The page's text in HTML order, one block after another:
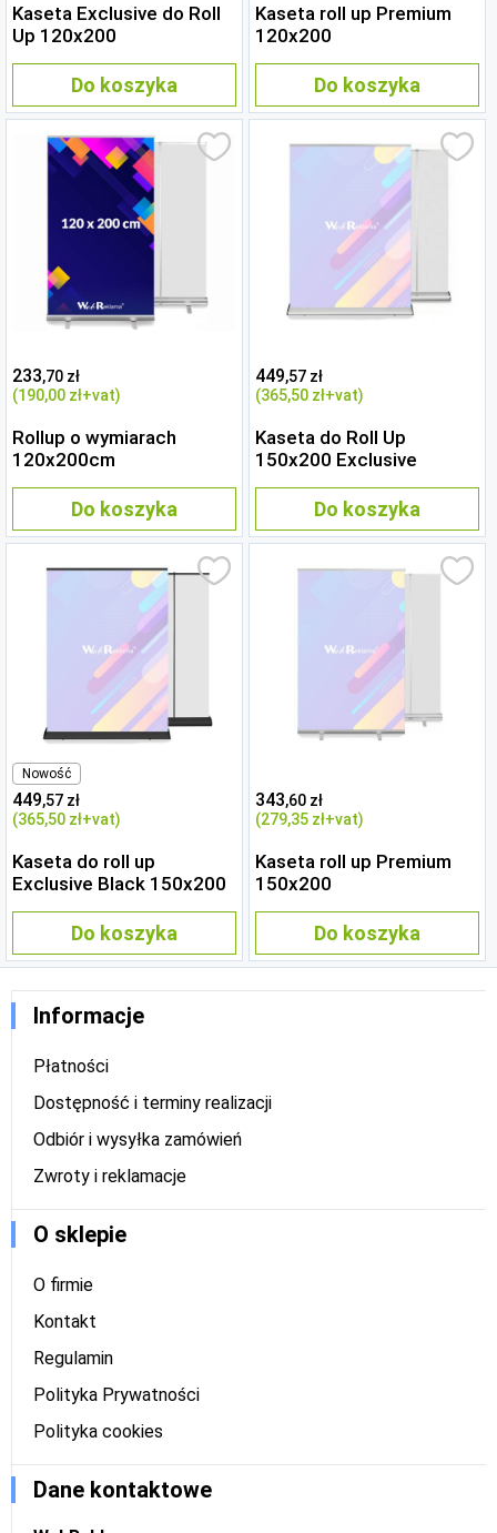
Kaseta Exclusive do Roll
Up 120x200
Do koszyka
Kaseta roll up Premium
120x200
Do koszyka
233,70 zł
(190,00 zł+vat)
Rollup o wymiarach
120x200cm
Do koszyka
449,57 zł
(365,50 zł+vat)
Kaseta do Roll Up
150x200 Exclusive
Do koszyka
Nowość
449,57 zł
(365,50 zł+vat)
Kaseta do roll up
Exclusive Black 150x200
Do koszyka
343,60 zł
(279,35 zł+vat)
Kaseta roll up Premium
150x200
Do koszyka
Informacje
Płatności
Dostępność i terminy realizacji
Odbiór i wysyłka zamówień
Zwroty i reklamacje
O sklepie
O firmie
Kontakt
Regulamin
Polityka Prywatności
Polityka cookies
Dane kontaktowe